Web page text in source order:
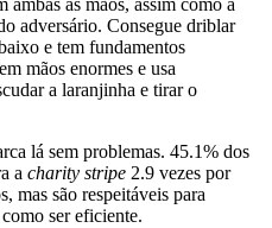
ambas as mãos, assim como a
adversário. Consegue driblar
e tem fundamentos
mãos enormes e usa
a laranjinha e tirar o
lá sem problemas. 45.1% dos
a charity stripe 2.9 vezes por
mas são respeitáveis para
ser eficiente.